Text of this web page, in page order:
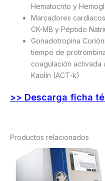
Hematocrito y
Marcadores
CK-MB y Péptido
Gonadotropina
tiempo de
coagulación activada
Kaolín (ACT-k)
>> Descarga ficha
Productos relacionados